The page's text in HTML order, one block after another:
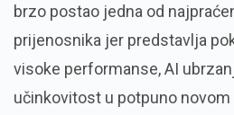
brzo postao jedna od
prijenosnika jer predstavlja
visoke performanse, AI
učinkovitost u potpuno